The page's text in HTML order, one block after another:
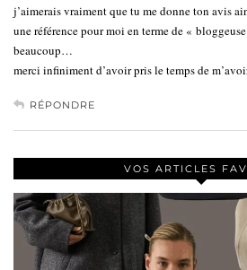
j’aimerais vraiment que tu me donne ton avis
une référence pour moi en terme de «
beaucoup…
merci infiniment d’avoir pris le temps de
RÉPONDRE
VOS ARTICLES